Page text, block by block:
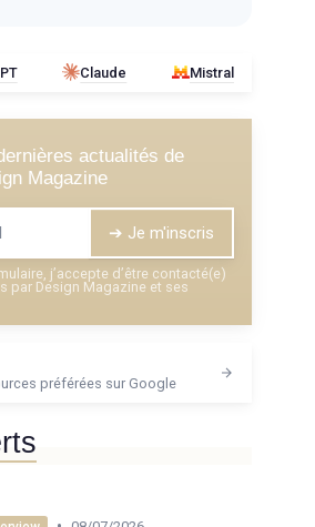
Claude Mistral
actualités de
Magazine
➔ Je m'inscris
j’accepte d’être contacté(e)
par Design Magazine et ses
préférées sur Google